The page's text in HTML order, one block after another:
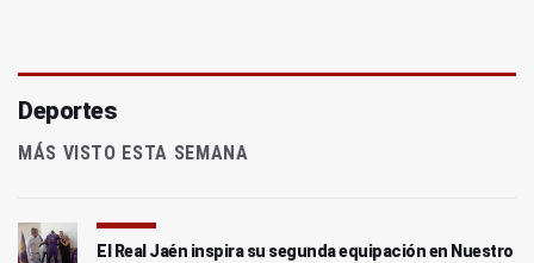
Deportes
MÁS VISTO ESTA SEMANA
El Real Jaén inspira su segunda equipación en Nuestro